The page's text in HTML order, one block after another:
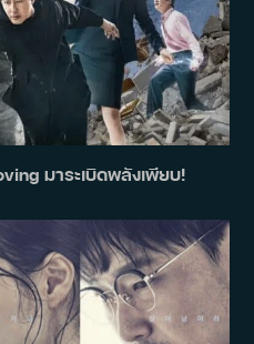
มาระเบิดพลังเพียบ!